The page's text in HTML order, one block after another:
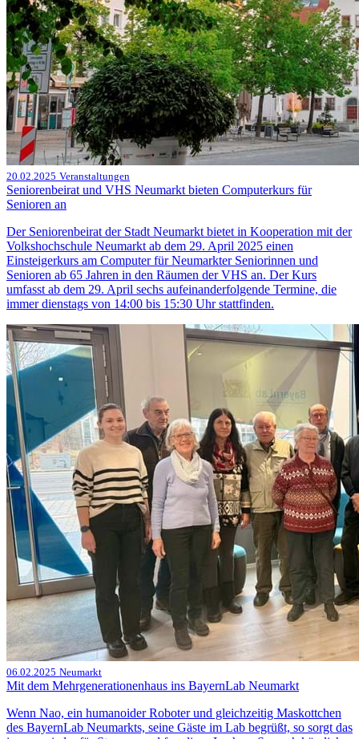
20.02.2025 Veranstaltungen
Seniorenbeirat und VHS Neumarkt bieten Computerkurs für
Senioren an
Der Seniorenbeirat der Stadt Neumarkt bietet in Kooperation mit der
Volkshochschule Neumarkt ab dem 29. April 2025 einen
Einsteigerkurs am Computer für Neumarkter Seniorinnen und
Senioren ab 65 Jahren in den Räumen der VHS an. Der Kurs
umfasst ab dem 29. April sechs aufeinanderfolgende Termine, die
immer dienstags von 14:00 bis 15:30 Uhr stattfinden.
06.02.2025 Neumarkt
Mit dem Mehrgenerationenhaus ins BayernLab Neumarkt
Wenn Nao, ein humanoider Roboter und gleichzeitig Maskottchen
des BayernLab Neumarkts, seine Gäste im Lab begrüßt, so sorgt das